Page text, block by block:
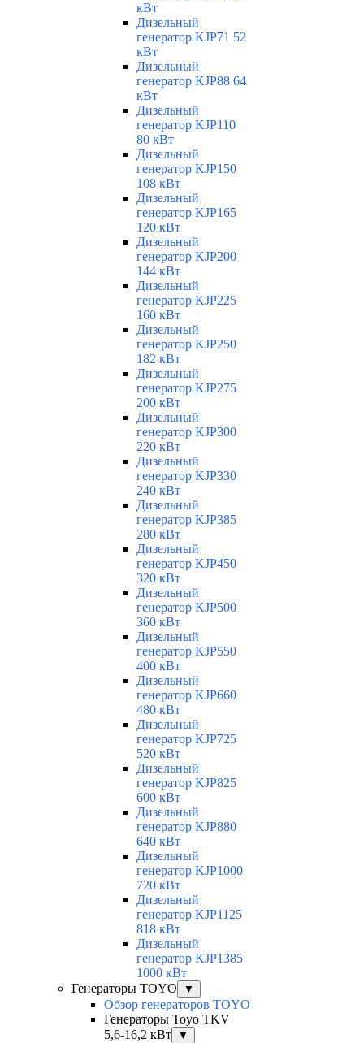
кВт
Дизельный
генератор KJP71 52
кВт
Дизельный
генератор KJP88 64
кВт
Дизельный
генератор KJP110
80 кВт
Дизельный
генератор KJP150
108 кВт
Дизельный
генератор KJP165
120 кВт
Дизельный
генератор KJP200
144 кВт
Дизельный
генератор KJP225
160 кВт
Дизельный
генератор KJP250
182 кВт
Дизельный
генератор KJP275
200 кВт
Дизельный
генератор KJP300
220 кВт
Дизельный
генератор KJP330
240 кВт
Дизельный
генератор KJP385
280 кВт
Дизельный
генератор KJP450
320 кВт
Дизельный
генератор KJP500
360 кВт
Дизельный
генератор KJP550
400 кВт
Дизельный
генератор KJP660
480 кВт
Дизельный
генератор KJP725
520 кВт
Дизельный
генератор KJP825
600 кВт
Дизельный
генератор KJP880
640 кВт
Дизельный
генератор KJP1000
720 кВт
Дизельный
генератор KJP1125
818 кВт
Дизельный
генератор KJP1385
1000 кВт
Генераторы TOYO
▼
Обзор генераторов TOYO
Генераторы Toyo TKV
5,6-16,2 кВт
▼